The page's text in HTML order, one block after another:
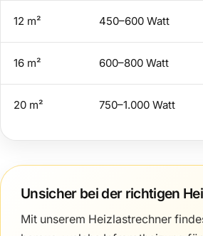
12 m² 450–600 Watt
16 m² 600–800 Watt
20 m² 750–1.000 Watt
Unsicher bei der richtigen
Mit unserem Heizlastrechner